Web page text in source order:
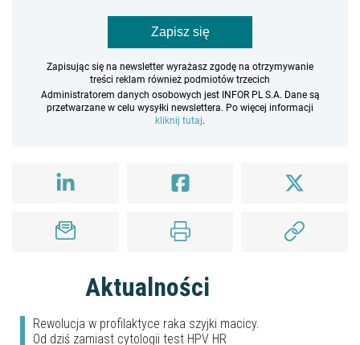
Zapisz się
Zapisując się na newsletter wyrażasz zgodę na otrzymywanie
treści reklam również podmiotów trzecich
Administratorem danych osobowych jest INFOR PL S.A. Dane są
przetwarzane w celu wysyłki newslettera. Po więcej informacji
kliknij tutaj.
Aktualności
Rewolucja w profilaktyce raka szyjki macicy.
Od dziś zamiast cytologii test HPV HR